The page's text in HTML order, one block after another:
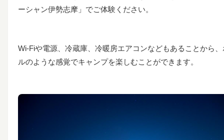
ーシャン伊勢志摩」でご体験ください。
Wi-Fiや電源、冷蔵庫、冷暖房エアコンなどもあることから
ルのような感覚でキャンプを楽しむことができます。